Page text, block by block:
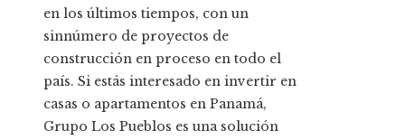
en los últimos tiempos, con un
sinnúmero de proyectos de
construcción en proceso en todo el
país. Si estás interesado en invertir en
casas o apartamentos en Panamá,
Grupo Los Pueblos es una solución